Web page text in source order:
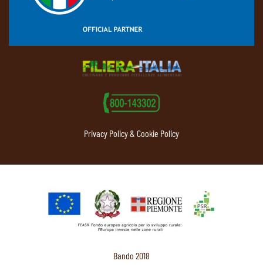
Privacy Policy & Cookie Policy
Bando 2018